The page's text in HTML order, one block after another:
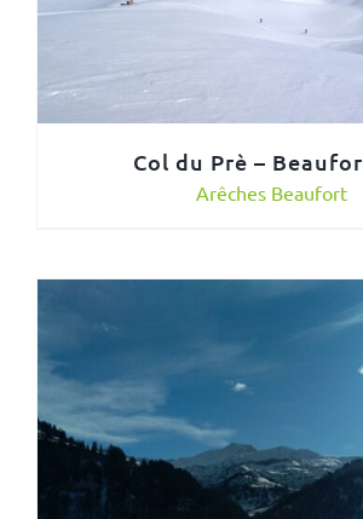
Col du Prè –
Arêches Beaufort